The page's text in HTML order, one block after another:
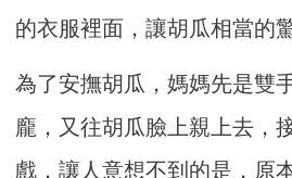
的衣服裡面，讓胡瓜相當的
為了安撫胡瓜，媽媽先是雙
龐，又往胡瓜臉上親上去，
戲，讓人意想不到的是，原